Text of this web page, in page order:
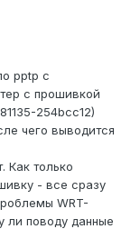
pptp с
с прошивкой
254bcc12)
чего выводится
Как только
- все сразу
WRT-
ли поводу данные